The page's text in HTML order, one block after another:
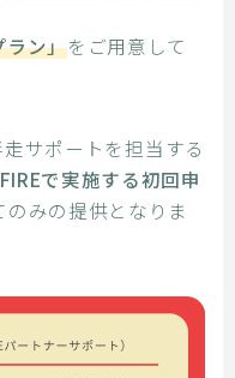
ラン」をご用意して
サポートを担当する
で実施する初回申
のみの提供となりま